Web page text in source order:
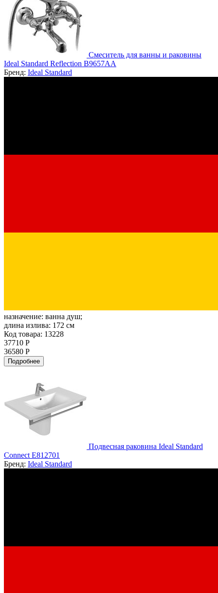
Смеситель для ванны и раковины
Ideal Standard Reflection B9657AA
Бренд: Ideal Standard
назначение: ванна душ;
длина излива: 172 см
Код товара: 13228
37710 Р
36580 Р
Подробнее
Подвесная раковина Ideal Standard
Connect E812701
Бренд: Ideal Standard